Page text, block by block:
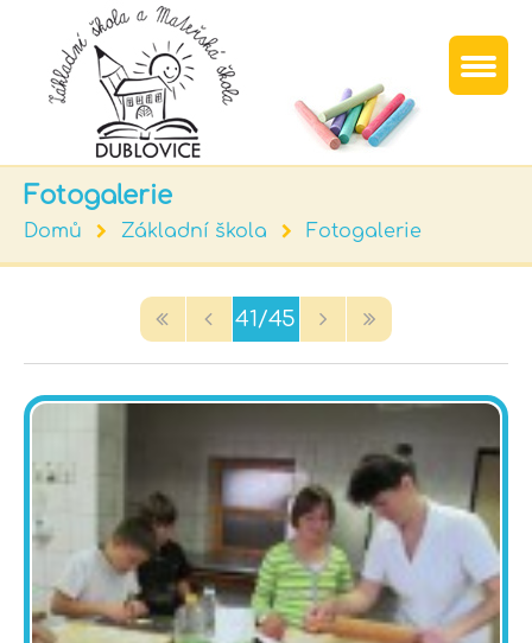
Fotogalerie
Domů Základní škola Fotogalerie
41/45